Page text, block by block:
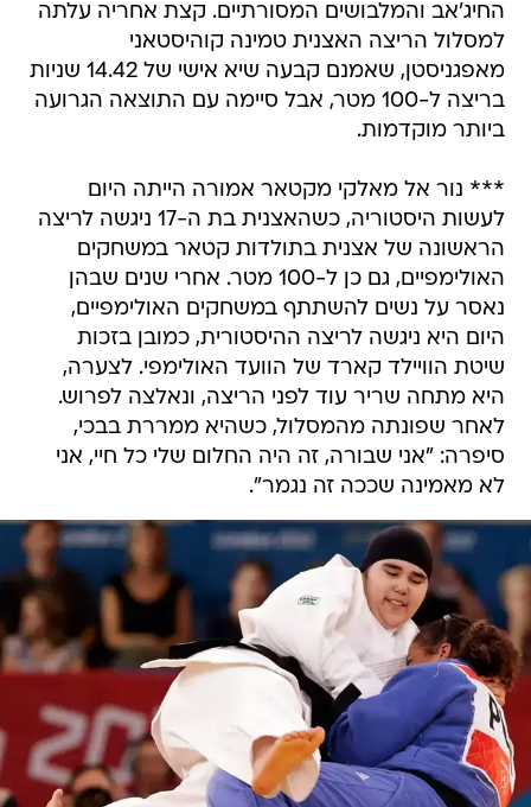
החיג'אב והמלבושים המסורתיים. קצת אחריה עלתה
למסלול הריצה האצנית טמינה קוהיסטאני
מאפגניסטן, שאמנם קבעה שיא אישי של 14.42 שניות
בריצה ל-100 מטר, אבל סיימה עם התוצאה הגרועה
ביותר מוקדמות.
*** נור אל מאלקי מקטאר אמורה הייתה היום
לעשות היסטוריה, כשהאצנית בת ה-17 ניגשה לריצה
הראשונה של אצנית בתולדות קטאר במשחקים
האולימפיים, גם כן ל-100 מטר. אחרי שנים שבהן
נאסר על נשים להשתתף במשחקים האולימפיים,
היום היא ניגשה לריצה ההיסטורית, כמובן בזכות
שיטת הוויילד קארד של הוועד האולימפי. לצערה,
היא מתחה שריר עוד לפני הריצה, ונאלצה לפרוש.
לאחר שפונתה מהמסלול, כשהיא ממררת בבכי,
סיפרה: "אני שבורה, זה היה החלום שלי כל חיי, אני
לא מאמינה שככה זה נגמר".